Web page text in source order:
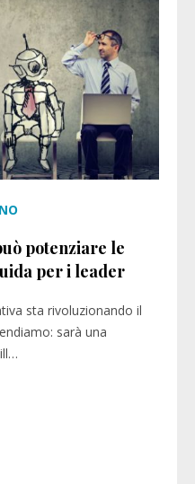
potenziare le
per i leader
sta rivoluzionando il
sarà una